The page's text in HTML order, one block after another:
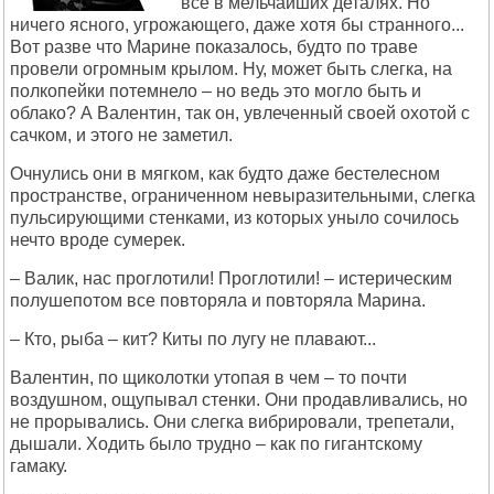
ничего ясного, угрожающего, даже хотя бы странного...
Вот разве что Марине показалось, будто по траве
провели огромным крылом. Ну, может быть слегка, на
полкопейки потемнело – но ведь это могло быть и
облако? А Валентин, так он, увлеченный своей охотой с
сачком, и этого не заметил.
Очнулись они в мягком, как будто даже бестелесном
пространстве, ограниченном невыразительными, слегка
пульсирующими стенками, из которых уныло сочилось
нечто вроде сумерек.
– Валик, нас проглотили! Проглотили! – истерическим
полушепотом все повторяла и повторяла Марина.
– Кто, рыба – кит? Киты по лугу не плавают...
Валентин, по щиколотки утопая в чем – то почти
воздушном, ощупывал стенки. Они продавливались, но
не прорывались. Они слегка вибрировали, трепетали,
дышали. Ходить было трудно – как по гигантскому
гамаку.